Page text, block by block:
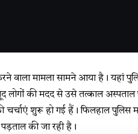
मामला सामने आया है। यहां
की मदद से उसे तत्काल अस्पताल
चर्चाएं शुरू हो गई हैं। फिलहाल
की जा रही है।